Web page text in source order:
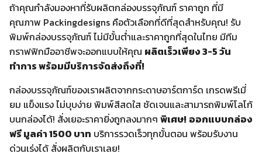
ถ้าคุณกำลังมองหาที่รับผลิตกล่องบรรจุภัณฑ์ ราคาถูก ที่มี
คุณภาพ Packingdesigns คือตัวเลือกที่ดีที่สุดสำหรับคุณ! รับ
พิมพ์กล่องบรรจุภัณฑ์ ไม่มีขั้นต่ำและราคาถูกที่สุดในไทย มีทีม
กราฟฟิกมืออาชีพจะออกแบบให้คุณ ผลิตเร็วเพียง 3-5 วัน
ทำการ พร้อมมีบริการจัดส่งถึงที่!
กล่องบรรจุภัณฑ์ของเราผลิตจากกระดาษอาร์ตการ์ด เกรดพรีเมี่
ยม แข็งแรง ไม่บุบง่าย พิมพ์สีสดใส ชัดเจนและสามารถพิมพ์โลโก้
บนกล่องได้! สั่งเยอะราคายิ่งถูกลงมากๆ พิเศษ! ออกแบบกล่อง
ฟรี มูลค่า 1500 บาท บริการรวดเร็วทุกขั้นตอน พร้อมรับงาน
ด่วนเร่งได้ สั่งผลิตกับเราเลย!